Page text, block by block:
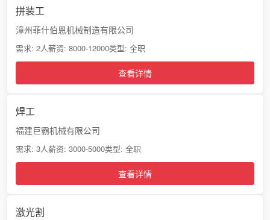
拼装工
漳州菲什伯恩机械制造有限公司
需求: 2人薪资: 8000-12000类型: 全职
查看详情
焊工
福建巨霸机械有限公司
需求: 3人薪资: 3000-5000类型: 全职
查看详情
激光割